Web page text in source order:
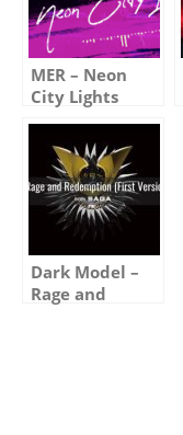
MER – Neon
City Lights
(Visualizer)
Dark Model –
Rage and